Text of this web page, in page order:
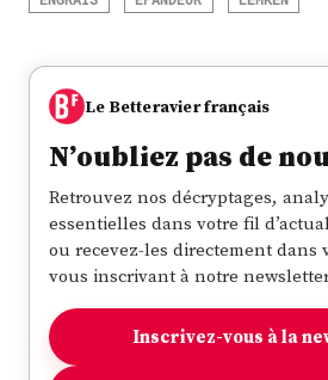
Le Betteravier français
N’oubliez pas de
Retrouvez nos décryptages,
essentielles dans votre fil
ou recevez-les directement dans
vous inscrivant à notre
Inscrivez-vous à la